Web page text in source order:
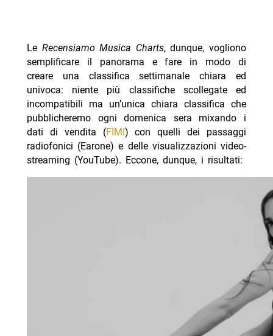
Le Recensiamo Musica Charts, dunque, vogliono
semplificare il panorama e fare in modo di
creare una classifica settimanale chiara ed
univoca: niente più classifiche scollegate ed
incompatibili ma un’unica chiara classifica che
pubblicheremo ogni domenica sera mixando i
dati di vendita (FIMI ) con quelli dei passaggi
radiofonici (Earone) e delle visualizzazioni video-
streaming (YouTube). Eccone, dunque, i risultati: